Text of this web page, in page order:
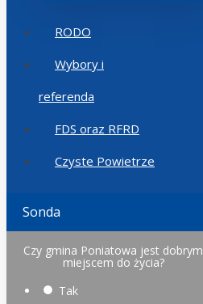
RODO
Wybory i
referenda
FDS oraz RFRD
Czyste Powietrze
Sonda
Czy gmina Poniatowa jest dobrym
miejscem do życia?
Tak